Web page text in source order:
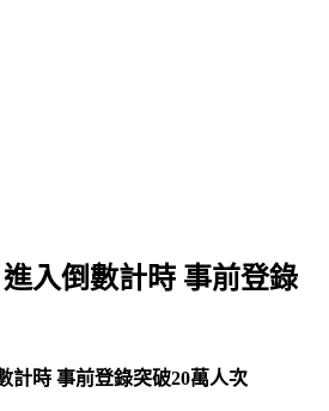
進入倒數計時 事前登錄
計時 事前登錄突破20萬人次